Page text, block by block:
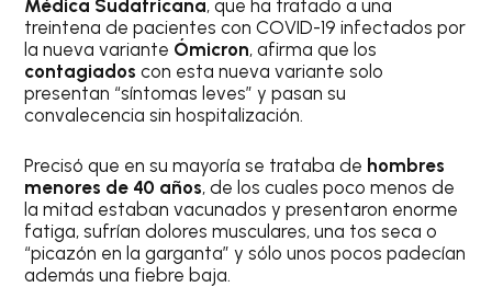
Médica Sudafricana, que ha tratado a una
treintena de pacientes con COVID-19 infectados por
la nueva variante Ómicron, afirma que los
contagiadoscon esta nueva variante solo
presentan “síntomas leves” y pasan su
convalecencia sin hospitalización.
Precisó que en su mayoría se trataba de hombres
menores de 40 años, de los cuales poco menos de
la mitad estaban vacunados y presentaron enorme
fatiga, sufrían dolores musculares, una tos seca o
“picazón en la garganta” y sólo unos pocos padecían
además una fiebre baja.